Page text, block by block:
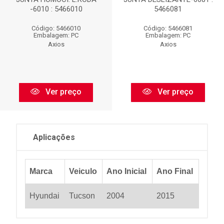
-6010 : 5466010
Código: 5466010
Embalagem: PC
Axios
Ver preço
5466081
Código: 5466081
Embalagem: PC
Axios
Ver preço
Aplicações
Marca Veiculo Ano Inicial Ano Final
Hyundai Tucson 2004 2015